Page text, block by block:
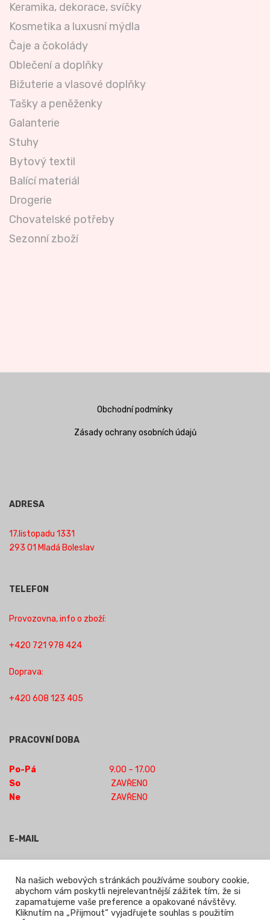
Keramika, dekorace, svíčky
Kosmetika a luxusní mýdla
Čaje a čokolády
Oblečení a doplňky
Bižuterie a vlasové doplňky
Tašky a peněženky
Galanterie
Stuhy
Bytový textil
Balící materiál
Drogerie
Chovatelské potřeby
Sezonní zboží
Obchodní podmínky
Zásady ochrany osobních údajů
ADRESA
17.listopadu 1331
293 01 Mladá Boleslav
TELEFON
Provozovna, info o zboží:
+420 721 978 424
Doprava:
+420 608 123 405
PRACOVNÍ DOBA
Po-Pá
9.00 – 17.00
So
ZAVŘENO
Ne
ZAVŘENO
E-MAIL
Powered by WordPress|Theme:Letoby aThemes.
Na našich webových stránkách používáme soubory cookie,
abychom vám poskytli nejrelevantnější zážitek tím, že si
zapamatujeme vaše preference a opakované návštěvy.
Kliknutím na „Přijmout“ vyjadřujete souhlas s použitím